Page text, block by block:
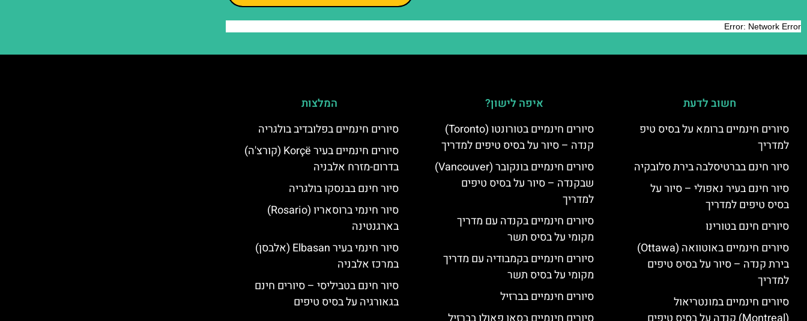
חשוב לדעת
סיורים חינמיים ברומא על בסיס טיפ
למדריך
סיור חינם בברטיסלבה בירת סלובקיה
סיור חינם בעיר נאפולי – סיור על
בסיס טיפים למדריך
סיורים חינם בטורינו
סיורים חינמיים באוטוואה (Ottawa)
בירת קנדה – סיור על בסיס טיפים
למדריך
סיורים חינמיים במונטריאול
איפה לישון?
סיורים חינמיים בטורונטו (Toronto)
קנדה – סיור על בסיס טיפים למדריך
סיורים חינמיים בונקובר (Vancouver)
שבקנדה – סיור על בסיס טיפים
למדריך
סיורים חינמיים בקנדה עם מדריך
מקומי על בסיס תשר
סיורים חינמיים בקמבודיה עם מדריך
מקומי על בסיס תשר
סיורים חינמיים בברזיל
המלצות
סיורים חינמיים בפלובדיב בולגריה
סיורים חינמיים בעיר Korçë (קורצ'ה)
בדרום-מזרח אלבניה
סיור חינם בבנסקו בולגריה
סיור חינמי ברוסאריו (Rosario)
בארגנטינה
סיור חינמי בעיר Elbasan (אלבסן)
במרכז אלבניה
סיור חינם בטביליסי – סיורים חינם
בגאורגיה על בסיס טיפים